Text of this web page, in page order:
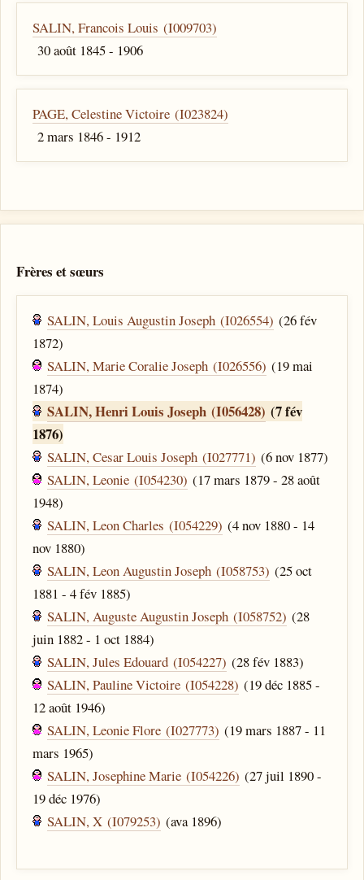
SALIN, Francois Louis (I009703)
30 août 1845 - 1906
PAGE, Celestine Victoire (I023824)
2 mars 1846 - 1912
Frères et sœurs
SALIN, Louis Augustin Joseph (I026554) (26 fév
1872)
SALIN, Marie Coralie Joseph (I026556) (19 mai
1874)
SALIN, Henri Louis Joseph (I056428) (7 fév
1876)
SALIN, Cesar Louis Joseph (I027771) (6 nov 1877)
SALIN, Leonie (I054230) (17 mars 1879 - 28 août
1948)
SALIN, Leon Charles (I054229) (4 nov 1880 - 14
nov 1880)
SALIN, Leon Augustin Joseph (I058753) (25 oct
1881 - 4 fév 1885)
SALIN, Auguste Augustin Joseph (I058752) (28
juin 1882 - 1 oct 1884)
SALIN, Jules Edouard (I054227) (28 fév 1883)
SALIN, Pauline Victoire (I054228) (19 déc 1885 -
12 août 1946)
SALIN, Leonie Flore (I027773) (19 mars 1887 - 11
mars 1965)
SALIN, Josephine Marie (I054226) (27 juil 1890 -
19 déc 1976)
SALIN, X (I079253) (ava 1896)